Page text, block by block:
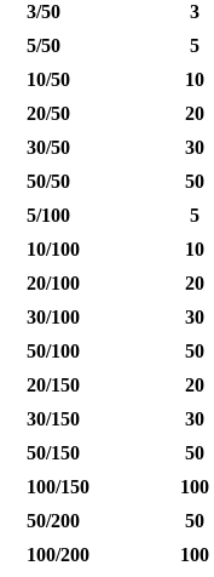
3/50
3
5/50
5
10/50
10
20/50
20
30/50
30
50/50
50
5/100
5
10/100
10
20/100
20
30/100
30
50/100
50
20/150
20
30/150
30
50/150
50
100/150
100
50/200
50
100/200
100